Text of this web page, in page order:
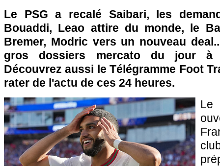
Le PSG a recalé Saibari, les
Bouaddi, Leao attire du monde, le
Bremer, Modric vers un nouveau
gros dossiers mercato du jour à
Découvrez aussi le Télégramme Foot
rater de l'actu de ces 24 heures.
Le